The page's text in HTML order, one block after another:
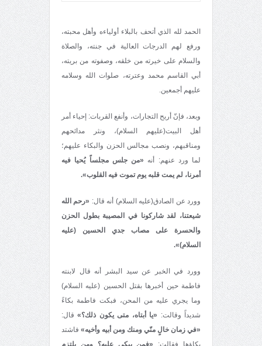
الحمد لله الذي أتحف بالبلاء أولياءه وأهل محبته،
ورفع لهم الدرجات العالية في جنته، والصلاة
والسلام على خيرته من خلقه، وصفوته من بريته،
أبي القاسم محمد وعترته، صلوات الله وسلامه
عليهم أجمعين.
وبعد، فإنّ أربح التجارات، وأنفع القربات: إحياء أمر
أهل البيت(عليهم السلام)، ونثر مدائحهم
ومناقبهم، ونصب مجالس الحزن والبكاء عليهم؛
لما ورد عنهم: أنه «من جلس مجلساً يُحيا فيه
أمرنا، لم يمت قلبه يوم تموت فيه القلوب».
وورد عن الصادق(عليه السلام) أنه قال: «رحم الله
شيعتنا، لقد شاركونا في المصيبة بطول الحزن
والحسرة على مصاب جدي الحسين (عليه
السلام)».
وورد في الخبر عن سيد البشر أنه قال لابنته
فاطمة حين أخبرها بقتل الحسين (عليه السلام)
وما يجري عليه من المحن، فبكت فاطمة بكاءً
شديداً وقالت: «يا أبتاه، متى يكون ذلك؟»قال:
«في زمان خالٍ منّي ومنك ومن أبيه وأخيه» فاشتد
بكاؤها فقالت: «فمن يبكي عليه؟ ومن يلتزم